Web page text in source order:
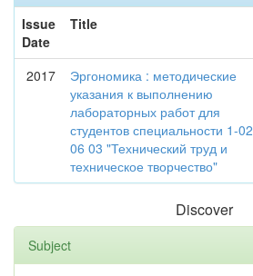
Issue
Date
Title
2017
Эргономика : методические
указания к выполнению
лабораторных работ для
студентов специальности 1-02
06 03 "Технический труд и
техническое творчество"
Discover
Subject